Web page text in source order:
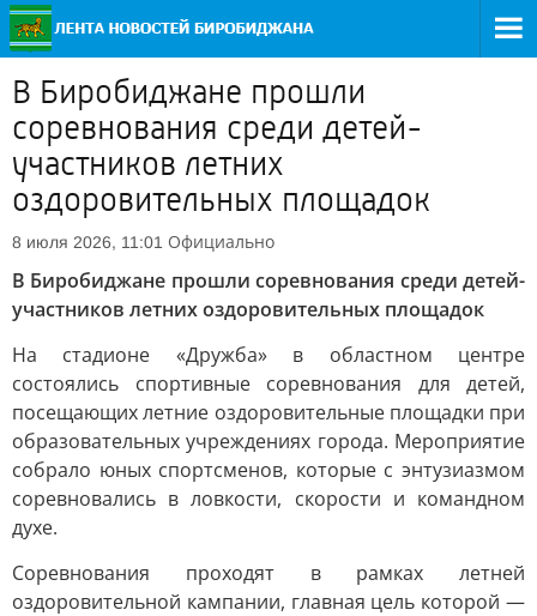
В Биробиджане прошли
соревнования среди детей-
участников летних
оздоровительных площадок
8 июля 2026, 11:01 Официально
В Биробиджане прошли соревнования среди детей-
участников летних оздоровительных площадок
На стадионе «Дружба» в областном центре
состоялись спортивные соревнования для детей,
посещающих летние оздоровительные площадки при
образовательных учреждениях города. Мероприятие
собрало юных спортсменов, которые с энтузиазмом
соревновались в ловкости, скорости и командном
духе.
Соревнования проходят в рамках летней
оздоровительной кампании, главная цель которой —